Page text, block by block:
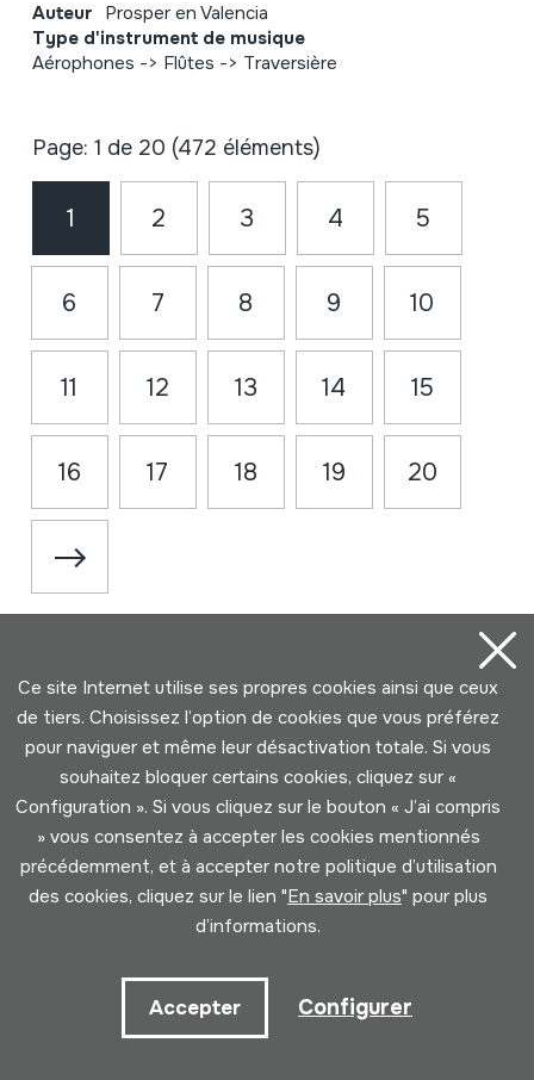
Auteur Prosper en Valencia
Type d'instrument de musique
Aérophones -> Flûtes -> Traversière
Page: 1 de 20 (472 éléments)
1 2 3 4 5
6 7 8 9 10
11 12 13 14 15
16 17 18 19 20
Contact
943 493 578
soinuenea@soinuenea.eus
Tornola kalea, 6 - 20180 OIARTZUN
Ce site Internet utilise ses propres cookies ainsi que ceux
de tiers. Choisissez l’option de cookies que vous préférez
pour naviguer et même leur désactivation totale. Si vous
souhaitez bloquer certains cookies, cliquez sur «
Configuration ». Si vous cliquez sur le bouton « J’ai compris
» vous consentez à accepter les cookies mentionnés
précédemment, et à accepter notre politique d’utilisation
des cookies, cliquez sur le lien "En savoir plus" pour plus
d’informations.
Accepter Configurer